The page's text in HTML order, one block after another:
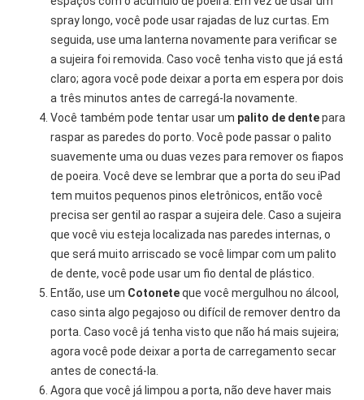
spray longo, você pode usar rajadas de luz curtas. Em
seguida, use uma lanterna novamente para verificar se
a sujeira foi removida. Caso você tenha visto que já está
claro; agora você pode deixar a porta em espera por dois
a três minutos antes de carregá-la novamente.
Você também pode tentar usar um palito de dentepara
raspar as paredes do porto. Você pode passar o palito
suavemente uma ou duas vezes para remover os fiapos
de poeira. Você deve se lembrar que a porta do seu iPad
tem muitos pequenos pinos eletrônicos, então você
precisa ser gentil ao raspar a sujeira dele. Caso a sujeira
que você viu esteja localizada nas paredes internas, o
que será muito arriscado se você limpar com um palito
de dente, você pode usar um fio dental de plástico.
Então, use um Cotoneteque você mergulhou no álcool,
caso sinta algo pegajoso ou difícil de remover dentro da
porta. Caso você já tenha visto que não há mais sujeira;
agora você pode deixar a porta de carregamento secar
antes de conectá-la.
Agora que você já limpou a porta, não deve haver mais